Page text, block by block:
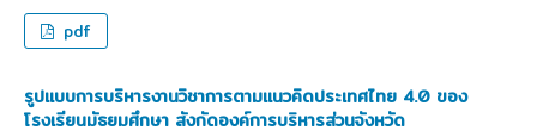
pdf
รูปแบบการบริหารงานวิชาการตามแนวคิดประเทศไทย 4.0 ของ
โรงเรียนมัธยมศึกษา สังกัดองค์การบริหารส่วนจังหวัด